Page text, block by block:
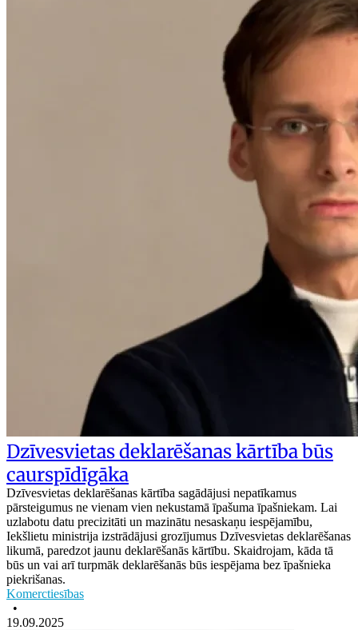
Dzīvesvietas deklarēšanas kārtība būs
caurspīdīgāka
Dzīvesvietas deklarēšanas kārtība sagādājusi nepatīkamus
pārsteigumus ne vienam vien nekustamā īpašuma īpašniekam. Lai
uzlabotu datu precizitāti un mazinātu nesaskaņu iespējamību,
Iekšlietu ministrija izstrādājusi grozījumus Dzīvesvietas deklarēšanas
likumā, paredzot jaunu deklarēšanās kārtību. Skaidrojam, kāda tā
būs un vai arī turpmāk deklarēšanās būs iespējama bez īpašnieka
piekrišanas.
Komerctiesības
•
19.09.2025